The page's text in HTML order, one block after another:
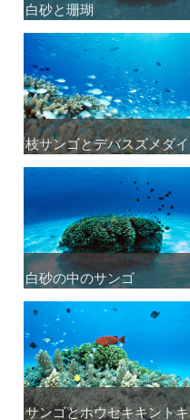
白砂と珊瑚
白砂と珊瑚
枝サンゴとデバスズメダイ
枝サンゴとデバスズメダイ
白砂の中のサンゴ
白砂の中のサンゴ
サンゴとホウセキキントキ
サンゴとホウセキキントキ